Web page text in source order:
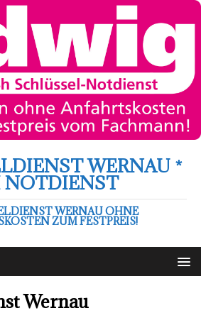
WERNAU *
NOTDIENST
WERNAU OHNE
ZUM FESTPREIS!
Wernau